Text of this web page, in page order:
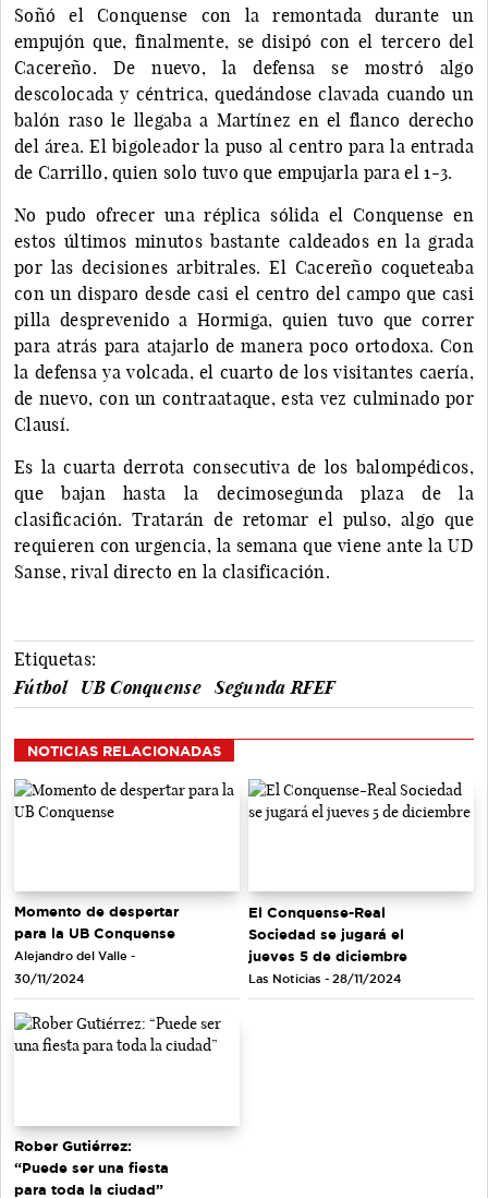
Soñó el Conquense con la remontada durante un
empujón que, finalmente, se disipó con el tercero del
Cacereño. De nuevo, la defensa se mostró algo
descolocada y céntrica, quedándose clavada cuando un
balón raso le llegaba a Martínez en el flanco derecho
del área. El bigoleador la puso al centro para la entrada
de Carrillo, quien solo tuvo que empujarla para el 1-3.
No pudo ofrecer una réplica sólida el Conquense en
estos últimos minutos bastante caldeados en la grada
por las decisiones arbitrales. El Cacereño coqueteaba
con un disparo desde casi el centro del campo que casi
pilla desprevenido a Hormiga, quien tuvo que correr
para atrás para atajarlo de manera poco ortodoxa. Con
la defensa ya volcada, el cuarto de los visitantes caería,
de nuevo, con un contraataque, esta vez culminado por
Clausí.
Es la cuarta derrota consecutiva de los balompédicos,
que bajan hasta la decimosegunda plaza de la
clasificación. Tratarán de retomar el pulso, algo que
requieren con urgencia, la semana que viene ante la UD
Sanse, rival directo en la clasificación.
Etiquetas:
Fútbol
UB Conquense Segunda RFEF
NOTICIAS RELACIONADAS
Momento de despertar
para la UB Conquense
Alejandro del Valle -
30/11/2024
El Conquense-Real
Sociedad se jugará el
jueves 5 de diciembre
Las Noticias - 28/11/2024
Rober Gutiérrez:
“Puede ser una fiesta
para toda la ciudad”